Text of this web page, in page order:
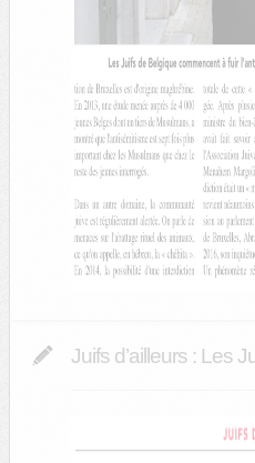
Juifs d’ailleurs : Les